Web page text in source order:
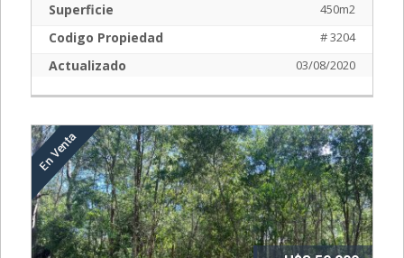
Superficie 450m2
Codigo Propiedad # 3204
Actualizado 03/08/2020